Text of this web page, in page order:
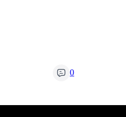
0